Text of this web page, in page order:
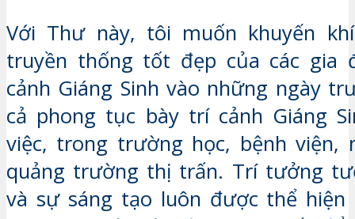
Với Thư này, tôi muốn khuyến
truyền thống tốt đẹp của các gia
cảnh Giáng Sinh vào những ngày
cả phong tục bày trí cảnh Giáng
việc, trong trường học, bệnh viện,
quảng trường thị trấn. Trí tưởng
và sự sáng tạo luôn được thể hiện